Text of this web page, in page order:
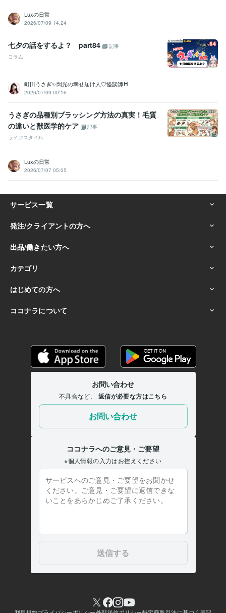
学歴
国立うさぎ高等学校
有名AIコンサル 2025年5月 ~ 現在
Luxの日常
2026/07/09 14:24
七夕の話をするよ？ part84
記事
コラム
町田うさぎ✨閃光の幸せ届け人♡怪談師⛩️
2026/07/09 00:16
うさぎの品種別ブラッシング方法の真実！毛質
の違いと獣医学的ケア
記事
ライフスタイル
Luxの日常
2026/07/07 05:05